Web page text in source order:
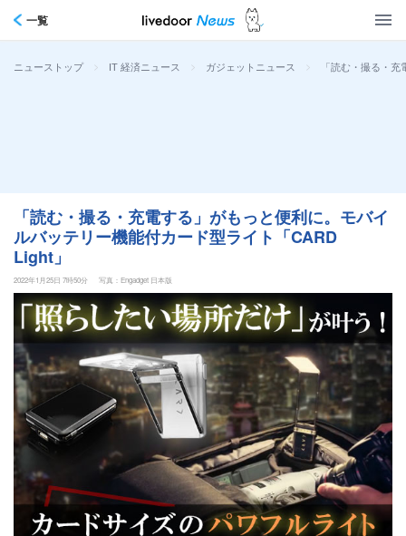
一覧
ニューストップ > IT 経済ニュース > ガジェットニュース > 「読む・撮る・
「読む・撮る・充電する」がもっと便利に。モバイ
ルバッテリー機能付カード型ライト「CARD
Light」
2022年1月25日 7時50分 写真：Engadget 日本版